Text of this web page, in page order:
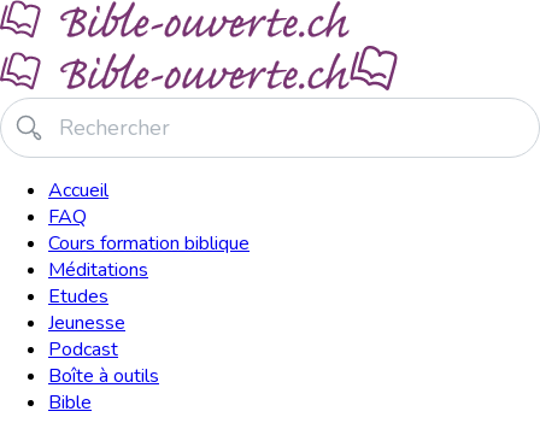
Accueil
FAQ
Cours formation biblique
Méditations
Etudes
Jeunesse
Podcast
Boîte à outils
Bible